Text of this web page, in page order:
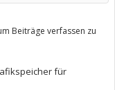
Beiträge verfassen zu
für